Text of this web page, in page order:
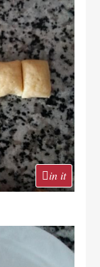
in it